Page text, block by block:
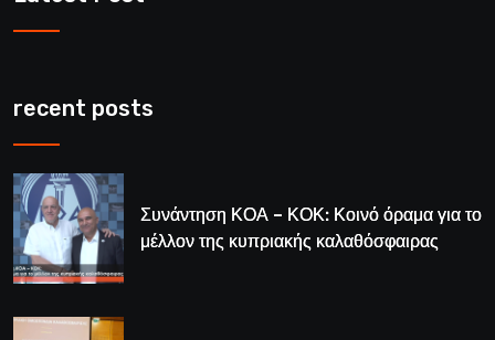
recent posts
Συνάντηση ΚΟΑ – ΚΟΚ: Κοινό όραμα για το
μέλλον της κυπριακής καλαθόσφαιρας